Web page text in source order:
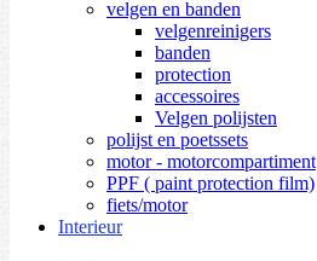
velgen en banden
velgenreinigers
banden
protection
accessoires
Velgen polijsten
polijst en poetssets
motor - motorcompartiment
PPF ( paint protection film)
fiets/motor
Interieur